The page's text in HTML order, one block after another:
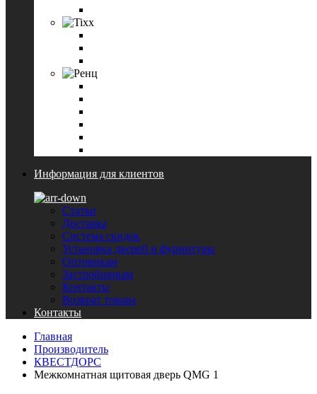
Информация для клиентов
Статьи
Доставка
Система скидок
Установка дверей и фурнитуры
Оптовикам
Застройщикам
Контакты
Возврат товара
Контакты
Главная
Производитель
КВЕСТДОРС
Межкомнатная щитовая дверь QMG 1